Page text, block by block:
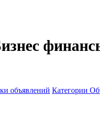
объявлений Категории